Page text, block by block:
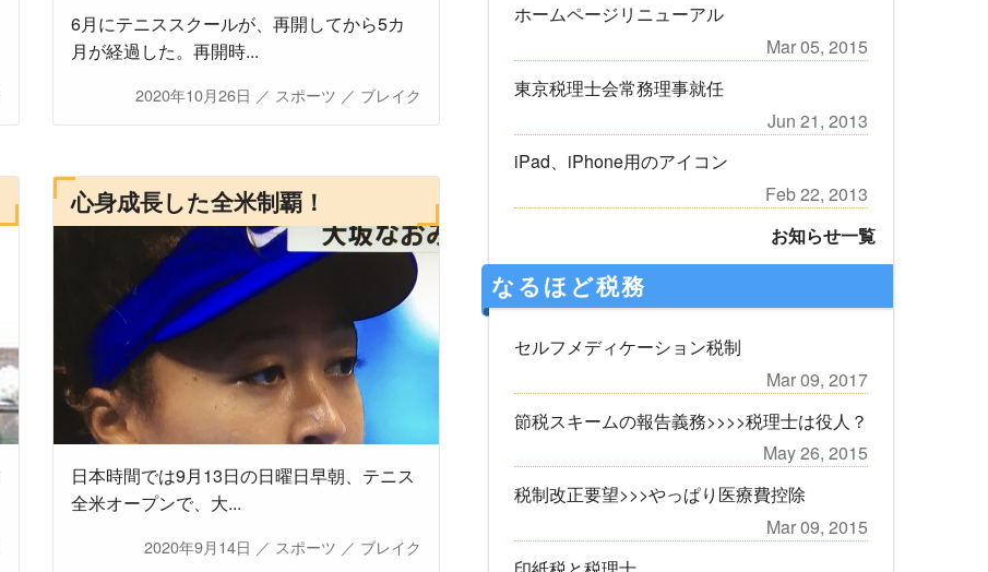
6月にテニススクールが、再開してから5カ
月が経過した。再開時...
2020年10月26日 ／ スポーツ ／ ブレイク
心身成長した全米制覇！
日本時間では9月13日の日曜日早朝、テニス
全米オープンで、大...
2020年9月14日 ／ スポーツ ／ ブレイク
ホームページリニューアル
Mar 05, 2015
東京税理士会常務理事就任
Jun 21, 2013
iPad、iPhone用のアイコン
Feb 22, 2013
お知らせ一覧
なるほど税務
セルフメディケーション税制
Mar 09, 2017
節税スキームの報告義務>>>>税理士は役人？
May 26, 2015
税制改正要望>>>やっぱり医療費控除
Mar 09, 2015